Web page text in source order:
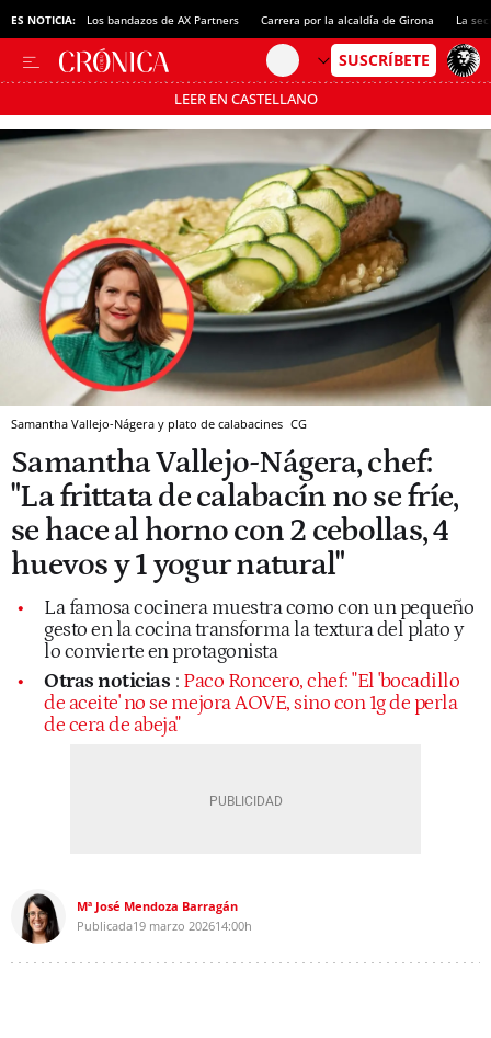
ES NOTICIA: Los bandazos de AX Partners Carrera por la alcaldía de Girona La
LEER EN CASTELLANO
Pásate al MODO AHORRO
Samantha Vallejo-Nágera y plato de calabacines CG
Samantha Vallejo-Nágera, chef:
"La frittata de calabacín no se fríe,
se hace al horno con 2 cebollas, 4
huevos y 1 yogur natural"
La famosa cocinera muestra como con un pequeño
gesto en la cocina transforma la textura del plato y
lo convierte en protagonista
Otras noticias : Paco Roncero, chef: "El 'bocadillo
de aceite' no se mejora AOVE, sino con 1g de perla
de cera de abeja"
Mª José Mendoza Barragán
Publicada19 marzo 202614:00h